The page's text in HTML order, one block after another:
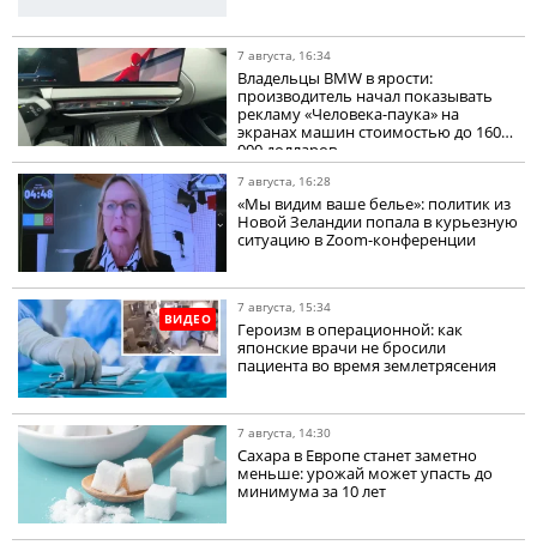
7 августа, 16:34
Владельцы BMW в ярости:
производитель начал показывать
рекламу «Человека-паука» на
экранах машин стоимостью до 160
000 долларов
7 августа, 16:28
«Мы видим ваше белье»: политик из
Новой Зеландии попала в курьезную
ситуацию в Zoom-конференции
ВИДЕО
7 августа, 15:34
Героизм в операционной: как
японские врачи не бросили
пациента во время землетрясения
7 августа, 14:30
Сахара в Европе станет заметно
меньше: урожай может упасть до
минимума за 10 лет